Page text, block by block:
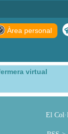
Àrea personal
virtual
El